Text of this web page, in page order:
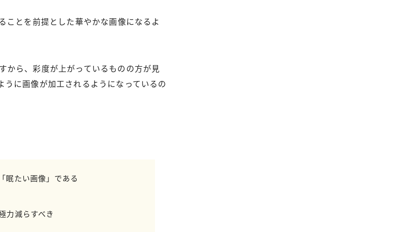
ことを前提とした華やかな画像になるよ
ら、彩度が上がっているものの方が見
に画像が加工されるようになっているの
眠たい画像」である
力減らすべき